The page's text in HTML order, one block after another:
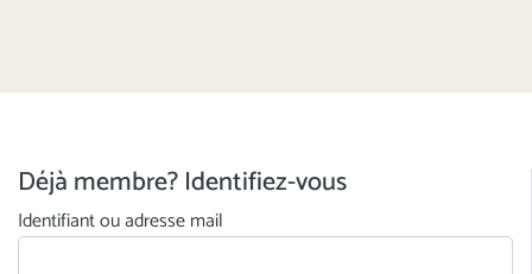
Déjà membre? Identifiez-vous
Identifiant ou adresse mail